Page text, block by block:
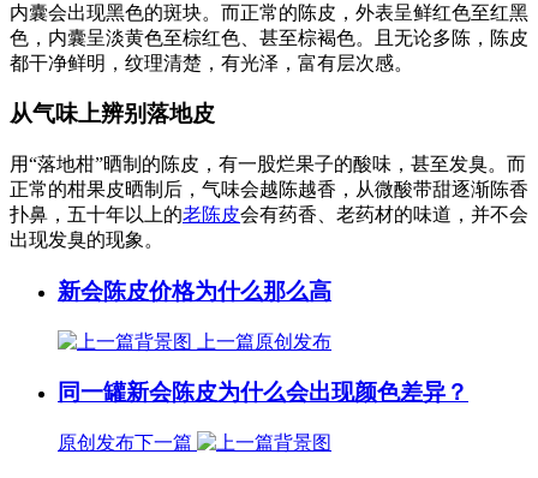
内囊会出现黑色的斑块。而正常的陈皮，外表呈鲜红色至红黑
色，内囊呈淡黄色至棕红色、甚至棕褐色。且无论多陈，陈皮
都干净鲜明，纹理清楚，有光泽，富有层次感。
从气味上辨别落地皮
用“落地柑”晒制的陈皮，有一股烂果子的酸味，甚至发臭。而
正常的柑果皮晒制后，气味会越陈越香，从微酸带甜逐渐陈香
扑鼻，五十年以上的老陈皮会有药香、老药材的味道，并不会
出现发臭的现象。
新会陈皮价格为什么那么高
上一篇原创发布
同一罐新会陈皮为什么会出现颜色差异？
原创发布下一篇